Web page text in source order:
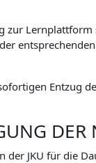
Entzug
JKU für die